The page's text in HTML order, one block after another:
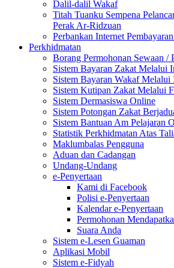
Dalil-dalil Wakaf
Titah Tuanku Sempena
Perak Ar-Ridzuan
Perbankan Internet
Perkhidmatan
Borang Permohonan Sewaan
Sistem Bayaran Zakat Melalui
Sistem Bayaran Wakaf Melalui
Sistem Kutipan Zakat Melalui
Sistem Dermasiswa Online
Sistem Potongan Zakat
Sistem Bantuan Am Pelajaran
Statistik Perkhidmatan Atas
Maklumbalas Pengguna
Aduan dan Cadangan
Undang-Undang
e-Penyertaan
Kami di Facebook
Polisi e-Penyertaan
Kalendar e-Penyertaan
Permohonan
Suara Anda
Sistem e-Lesen Guaman
Aplikasi Mobil
Sistem e-Fidyah